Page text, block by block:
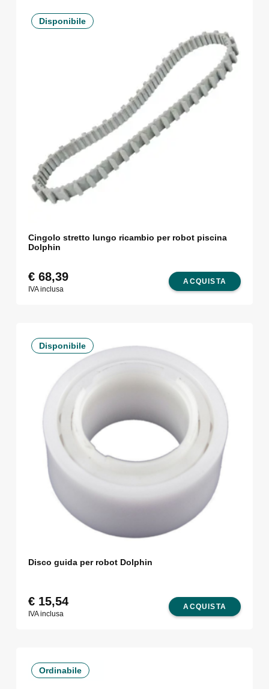
Disponibile
Cingolo stretto lungo ricambio per robot piscina
Dolphin
ACQUISTA
€68,39
IVA inclusa
Disponibile
Disco guida per robot Dolphin
ACQUISTA
€15,54
IVA inclusa
Ordinabile